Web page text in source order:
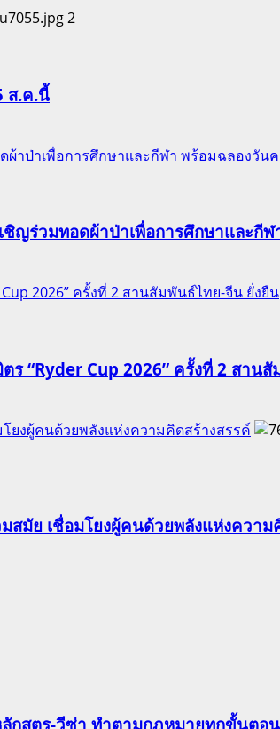
2
ส.ค.นี้
าป่าเพื่อการศึกษาและกีฬา พร้อมฉลองวัน
ชิญร่วมทอดผ้าป่าเพื่อการศึกษาและ
2026” ครั้งที่ 2 สานสัมพันธ์ไทย-จีน ยั่งยืน
“Ryder Cup 2026” ครั้งที่ 2 สาน
ยงผู้คนด้วยพลังแห่งความคิดสร้างสรรค์
มัย เชื่อมโยงผู้คนด้วยพลังแห่งความ
กสูตร-วีซ่า ทำตามกฎหมายทุกขั้นตอน